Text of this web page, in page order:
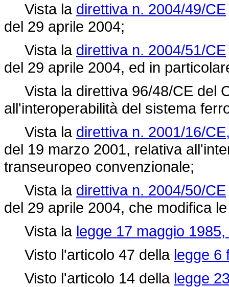
Vista la direttiva n. 2004/49/CE
del 29 aprile 2004;
Vista la direttiva n. 2004/51/CE
del 29 aprile 2004, ed in
Vista la direttiva 96/48/CE del
all'interoperabilità del sistema
Vista la direttiva n. 2001/16/
del 19 marzo 2001, relativa
transeuropeo convenzionale;
Vista la direttiva n. 2004/50/CE
del 29 aprile 2004, che modifica
Vista la legge 17 maggio
Visto l'articolo 47 della legge 6
Visto l'articolo 14 della legge